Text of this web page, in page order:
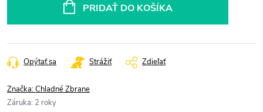
PRIDAŤ DO KOŠÍKA
Opýtať sa Strážiť Zdieľať
Značka:Chladné Zbrane
Záruka: 2 roky